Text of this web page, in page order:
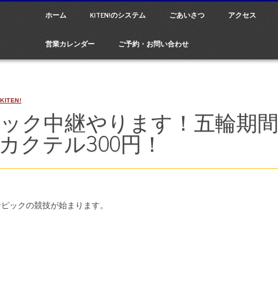
Main menu
ホーム KITEN!のシステム ごあいさつ アクセス
営業カレンダー ご予約・お問い合わせ
ク中継やります！五輪期間
クテル300円！
ックの競技が始まります。